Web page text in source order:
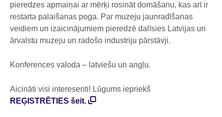
pieredzes apmaiņai ar mērķi rosināt domāšanu, kas arī ir
restarta palaišanas poga. Par muzeju jaunradīšanas
veidiem un izaicinājumiem pieredzē dalīsies Latvijas un
ārvalstu muzeju un radošo industriju pārstāvji.
Konferences valoda – latviešu un angļu.
Aicināti visi interesenti! Lūgums iepriekš
REĢISTRĒTIES šeit.